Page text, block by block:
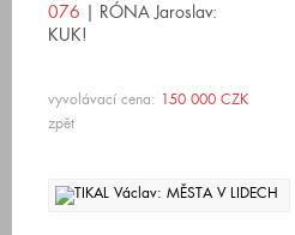
076 | RÓNA Jaroslav:
KUK!
vyvolávací cena: 150 000 CZK
zpět